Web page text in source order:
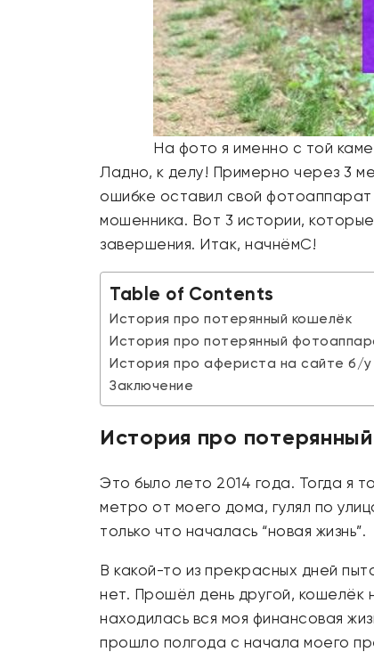
На фото я именно с той
Ладно, к делу! Примерно через 3
ошибке оставил свой фотоаппарат
мошенника. Вот 3 истории,
завершения. Итак, начнёмС!
Table of Contents
История про потерянный кошелёк
История про потерянный
История про афериста на сайте б/
Заключение
История про
Это было лето 2014 года. Тогда я
метро от моего дома, гулял по
только что началась “новая жизнь”.
В какой-то из прекрасных дней
нет. Прошёл день другой, кошелёк
находилась вся моя финансовая
прошло полгода с начала моего